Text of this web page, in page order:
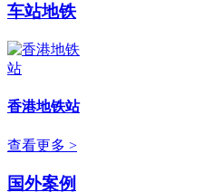
车站地铁
香港地铁站
查看更多 >
国外案例